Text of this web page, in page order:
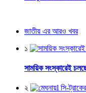
জাতীয় এর আরও খবর
১
সাময়িক সংস্কারেই
২